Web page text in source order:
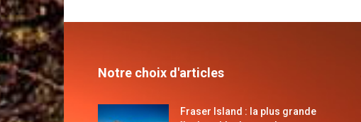
Notre choix d'articles
Fraser Island : la plus grande